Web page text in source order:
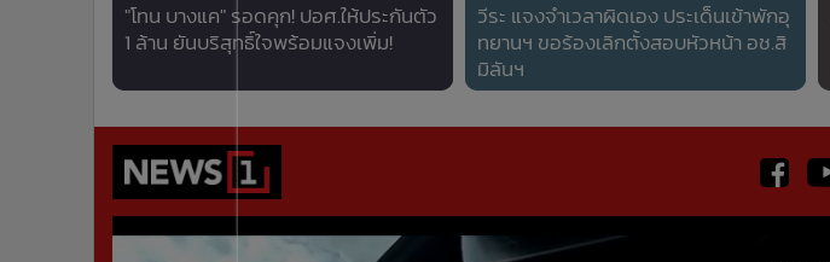
"โทน บางแค" รอดคุก! ปอศ.ให้ประกันตัว
1 ล้าน ยันบริสุทธิ์ใจพร้อมแจงเพิ่ม!
วีระ แจงจำเวลาผิดเอง ประเด็นเข้าพักอุ
ทยานฯ ขอร้องเลิกตั้งสอบหัวหน้า อช.สิ
มิลันฯ